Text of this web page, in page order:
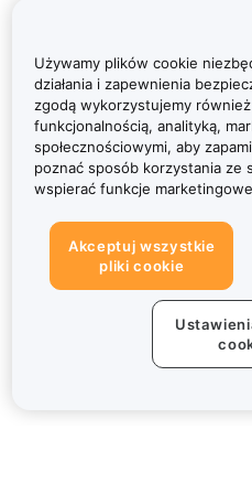
Używamy plików cookie
działania i zapewnienia
zgodą wykorzystujemy
funkcjonalnością, analityką,
społecznościowymi, aby
poznać sposób korzystania ze
wspierać funkcje
Akceptuj wszystkie
pliki cookie